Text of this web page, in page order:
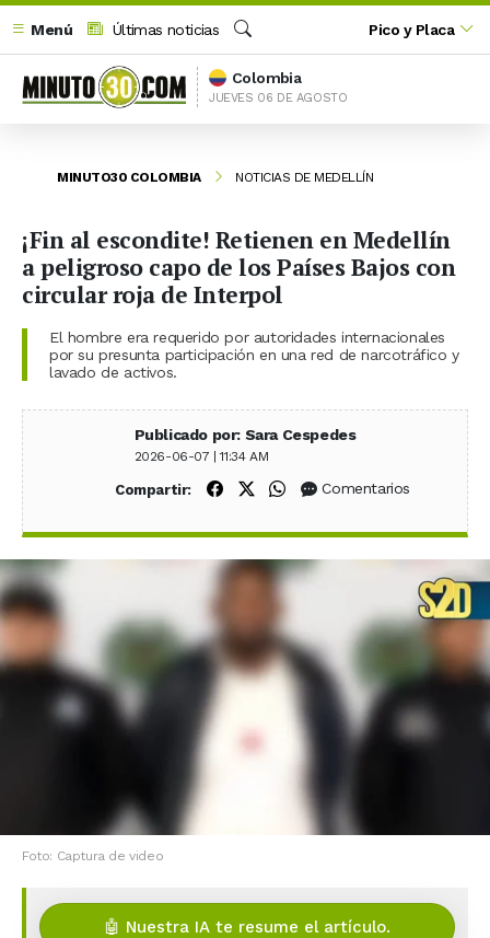
Menú
Últimas noticias
Buscar
Pico y Placa
Colombia
JUEVES 06 DE AGOSTO
MINUTO30 COLOMBIA NOTICIAS DE MEDELLÍN
¡Fin al escondite! Retienen en Medellín
a peligroso capo de los Países Bajos con
circular roja de Interpol
El hombre era requerido por autoridades internacionales
por su presunta participación en una red de narcotráfico y
lavado de activos.
Publicado por: Sara Cespedes
2026-06-07 | 11:34 AM
Compartir: Compartir en Facebook
Compartir en X (Twitter)
Compartir en WhatsApp
Comentarios
Foto: Captura de video
🤖 Nuestra IA te resume el artículo.